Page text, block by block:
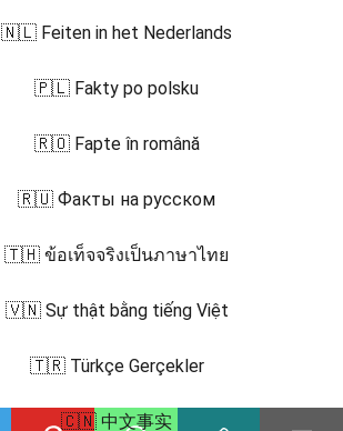
🇳🇱 Feiten in het Nederlands
🇵🇱 Fakty po polsku
🇷🇴 Fapte în română
🇷🇺 Факты на русском
🇹🇭 ข้อเท็จจริงเป็นภาษาไทย
🇻🇳 Sự thật bằng tiếng Việt
🇹🇷 Türkçe Gerçekler
🇨🇳 中文事实